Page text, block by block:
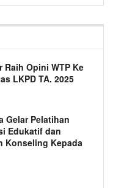
Raih Opini WTP Ke
LKPD TA. 2025
Gelar Pelatihan
Edukatif dan
Konseling Kepada